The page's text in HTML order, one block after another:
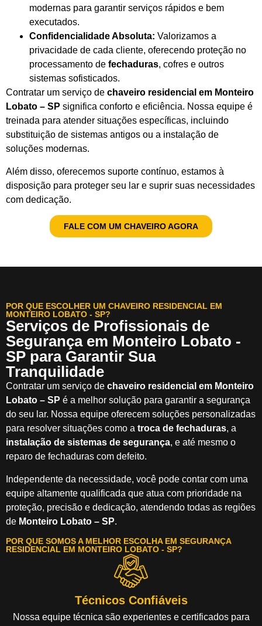
modernas para garantir serviços rápidos e bem
executados.
Confidencialidade Absoluta: Valorizamos a
privacidade de cada cliente, oferecendo proteção no
processamento de fechaduras, cofres e outros
sistemas sofisticados.
Contratar um serviço de chaveiro residencial em Monteiro
Lobato – SP significa conforto e eficiência. Nossa equipe é
treinada para atender situações específicas, incluindo
substituição de sistemas antigos ou a instalação de
soluções modernas.
Além disso, oferecemos suporte contínuo, estamos à
disposição para proteger seu lar e suprir suas necessidades
com dedicação.
FALE COM UM CHAVEIRO AGORA
POR QUE ESCOLHER UM CHAVEIRO RESIDENCIAL EM
MONTEIRO LOBATO - SP?
Serviços de Profissionais de
Segurança em Monteiro Lobato -
SP para Garantir Sua
Tranquilidade
Contratar um serviço de chaveiro residencial em Monteiro
Lobato – SP é a melhor solução para garantir a segurança
do seu lar. Nossa equipe oferecem soluções personalizadas
para resolver situações como a troca de fechaduras, a
instalação de sistemas de segurança, e até mesmo o
reparo de fechaduras com defeito.
Independente da necessidade, você pode contar com uma
equipe altamente qualificada que atua com prioridade na
proteção, precisão e dedicação, atendendo todas as regiões
de Monteiro Lobato – SP.
POR QUE SOMOS A MELHOR ESCOLHA EM SEGURANÇA
RESIDENCIAL EM MONTEIRO LOBATO - SP?
Técnicos Confiáveis
Nossa equipe técnica são experientes e certificados para